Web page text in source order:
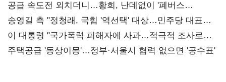
사과부터"
공급 속도전 외치더니…황희, 난데없이 '폐버스
리모델링' 제안
송영길 측 "정청래, 국힘 '역선택' 대상…민주당 대표로
총선 지휘 못해"
이 대통령 "국가폭력 피해자에 사과…적극적 조사로
진실 밝혀야"
주택공급 '동상이몽'…정부·서울시 협력 없으면 '공수표'